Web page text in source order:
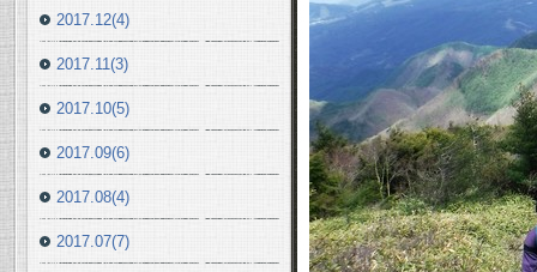
2017.12(4)
2017.11(3)
2017.10(5)
2017.09(6)
2017.08(4)
2017.07(7)